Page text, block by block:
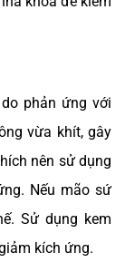
phản ứng với
vừa khít, gây
nên sử dụng
Nếu mão sứ
Sử dụng kem
kích ứng.